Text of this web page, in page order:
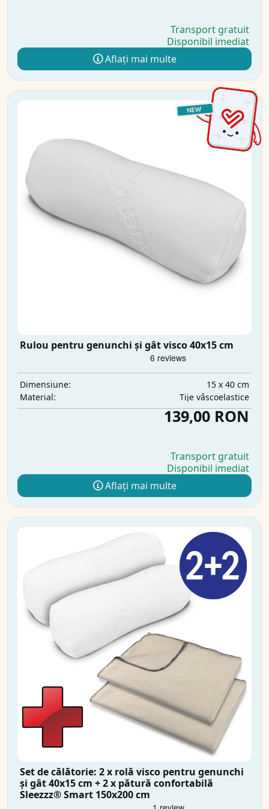
Transport gratuit
Disponibil imediat
Aflați mai multe
Rulou pentru genunchi și gât visco 40x15 cm
Dimensiune:
15 x 40 cm
Material:
Tije vâscoelastice
139,00 RON
Transport gratuit
Disponibil imediat
Aflați mai multe
Set de călătorie: 2 x rolă visco pentru genunchi
și gât 40x15 cm + 2 x pătură confortabilă
Sleezzz® Smart 150x200 cm